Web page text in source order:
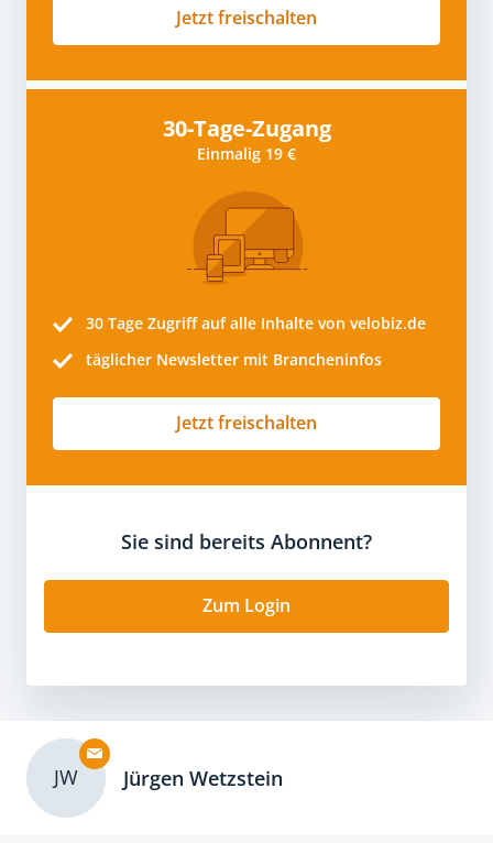
Jetzt freischalten
30-Tage-Zugang
Einmalig 19 €
30 Tage Zugriff auf alle Inhalte von velobiz.de
täglicher Newsletter mit Brancheninfos
Jetzt freischalten
Sie sind bereits Abonnent?
Zum Login
JW Jürgen Wetzstein